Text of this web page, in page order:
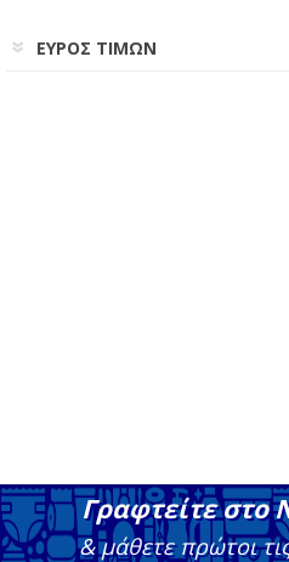
ΣΥΝΔΕΣΗ
ΕΥΡΟΣ ΤΙΜΩΝ
Γραφτείτε στο
& μάθετε πρώτοι